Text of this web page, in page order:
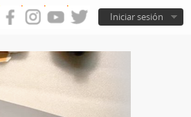
Iniciar sesión